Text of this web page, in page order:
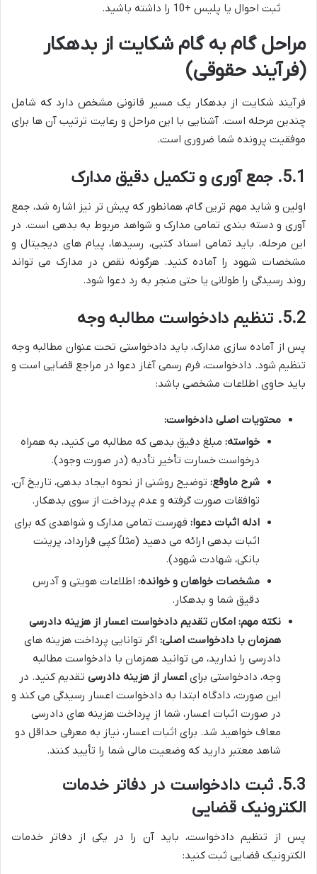
ثبت احوال یا پلیس +10 را داشته باشید.
مراحل گام به گام شکایت از بدهکار
(فرآیند حقوقی)
فرآیند شکایت از بدهکار یک مسیر قانونی مشخص دارد که شامل
چندین مرحله است. آشنایی با این مراحل و رعایت ترتیب آن ها برای
موفقیت پرونده شما ضروری است.
5.1. جمع آوری و تکمیل دقیق مدارک
اولین و شاید مهم ترین گام، همانطور که پیش تر نیز اشاره شد، جمع
آوری و دسته بندی تمامی مدارک و شواهد مربوط به بدهی است. در
این مرحله، باید تمامی اسناد کتبی، رسیدها، پیام های دیجیتال و
مشخصات شهود را آماده کنید. هرگونه نقص در مدارک می تواند
روند رسیدگی را طولانی یا حتی منجر به رد دعوا شود.
5.2. تنظیم دادخواست مطالبه وجه
پس از آماده سازی مدارک، باید دادخواستی تحت عنوان مطالبه وجه
تنظیم شود. دادخواست، فرم رسمی آغاز دعوا در مراجع قضایی است و
باید حاوی اطلاعات مشخصی باشد:
محتویات اصلی دادخواست:
خواسته: مبلغ دقیق بدهی که مطالبه می کنید، به همراه
درخواست خسارت تأخیر تأدیه (در صورت وجود).
شرح ماوقع: توضیح روشنی از نحوه ایجاد بدهی، تاریخ آن،
توافقات صورت گرفته و عدم پرداخت از سوی بدهکار.
ادله اثبات دعوا: فهرست تمامی مدارک و شواهدی که برای
اثبات بدهی ارائه می دهید (مثلاً کپی قرارداد، پرینت
بانکی، شهادت شهود).
مشخصات خواهان و خوانده: اطلاعات هویتی و آدرس
دقیق شما و بدهکار.
نکته مهم: امکان تقدیم دادخواست اعسار از هزینه دادرسی
همزمان با دادخواست اصلی: اگر توانایی پرداخت هزینه های
دادرسی را ندارید، می توانید همزمان با دادخواست مطالبه
وجه، دادخواستی برای اعسار از هزینه دادرسی تقدیم کنید. در
این صورت، دادگاه ابتدا به دادخواست اعسار رسیدگی می کند و
در صورت اثبات اعسار، شما از پرداخت هزینه های دادرسی
معاف خواهید شد. برای اثبات اعسار، نیاز به معرفی حداقل دو
شاهد معتبر دارید که وضعیت مالی شما را تأیید کنند.
5.3. ثبت دادخواست در دفاتر خدمات
الکترونیک قضایی
پس از تنظیم دادخواست، باید آن را در یکی از دفاتر خدمات
الکترونیک قضایی ثبت کنید: